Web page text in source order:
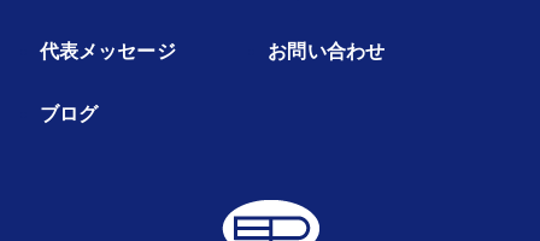
代表メッセージ
ブログ
お問い合わせ